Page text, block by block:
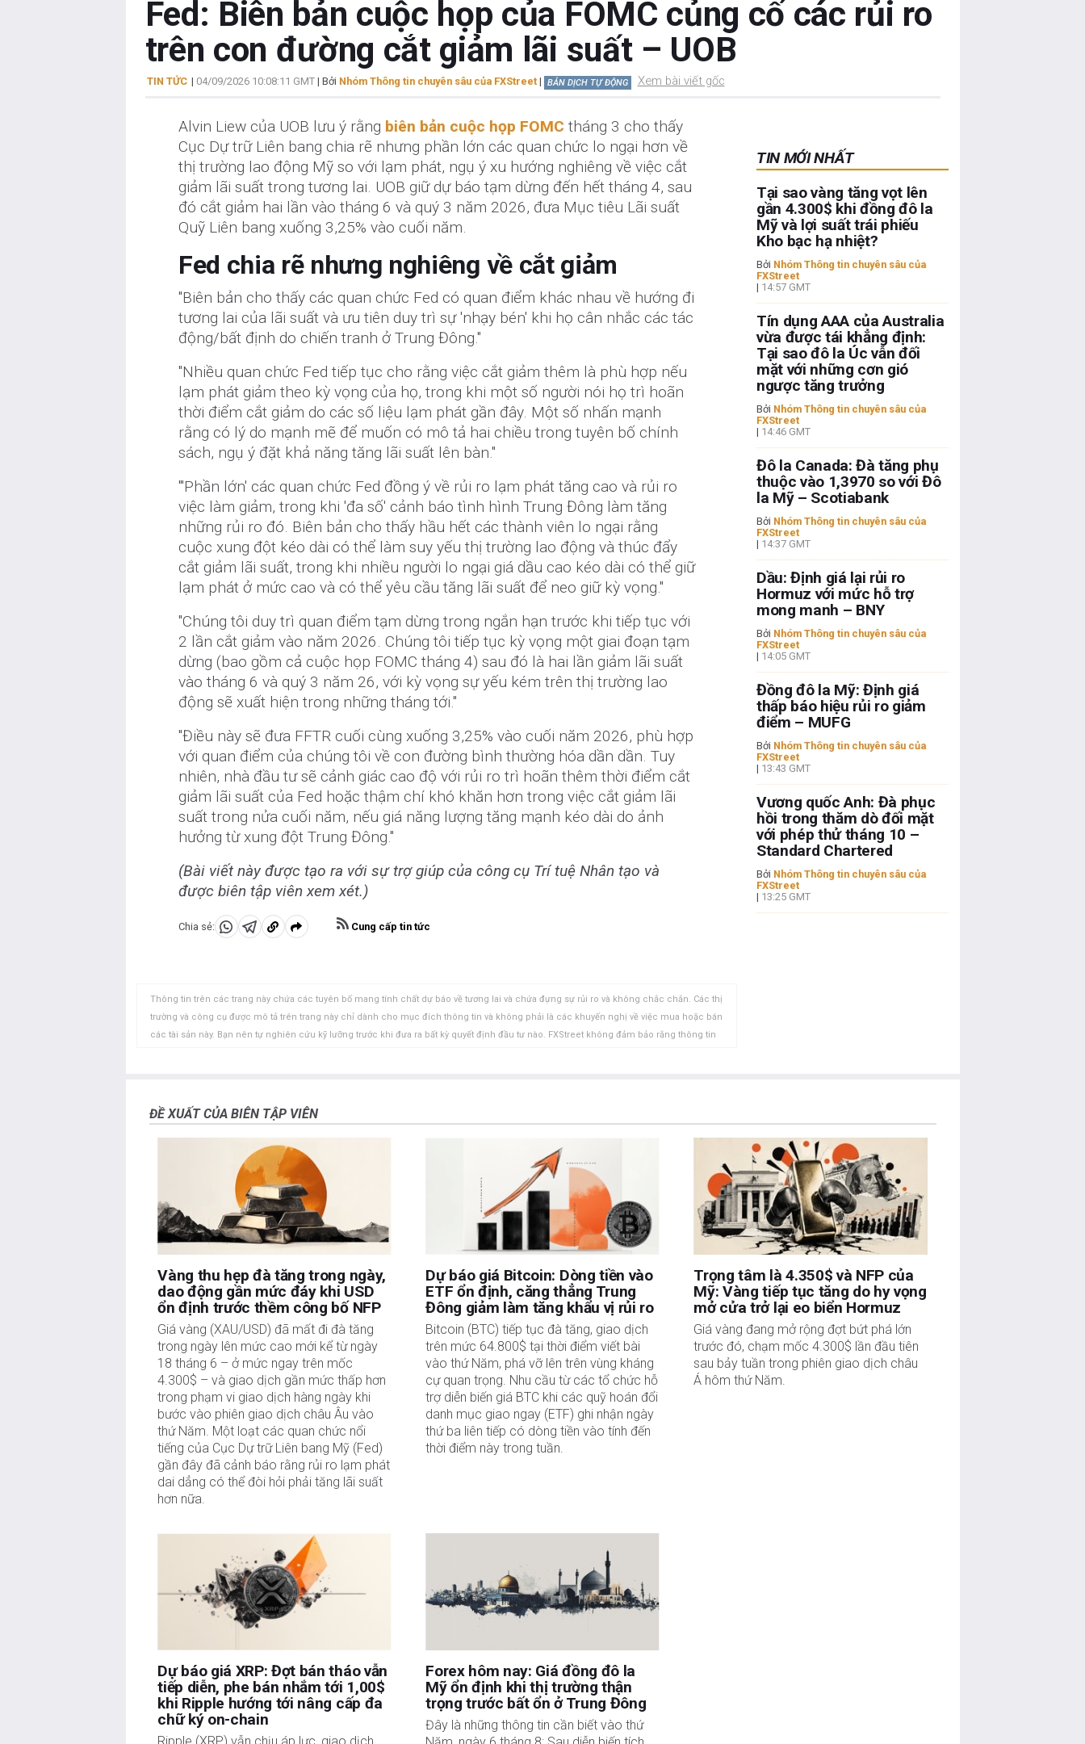
Fed: Biên bản cuộc họp của FOMC củng cố các rủi ro
trên con đường cắt giảm lãi suất – UOB
TIN TỨC | 04/09/2026 10:08:11 GMT| Bởi Nhóm Thông tin chuyên sâu của FXStreet| BẢN DỊCH TỰ ĐỘNG Xem bài viết gốc
Alvin Liew của UOB lưu ý rằng biên bản cuộc họp FOMC tháng 3 cho thấy
Cục Dự trữ Liên bang chia rẽ nhưng phần lớn các quan chức lo ngại hơn về
thị trường lao động Mỹ so với lạm phát, ngụ ý xu hướng nghiêng về việc cắt
giảm lãi suất trong tương lai. UOB giữ dự báo tạm dừng đến hết tháng 4, sau
đó cắt giảm hai lần vào tháng 6 và quý 3 năm 2026, đưa Mục tiêu Lãi suất
Quỹ Liên bang xuống 3,25% vào cuối năm.
Fed chia rẽ nhưng nghiêng về cắt giảm
"Biên bản cho thấy các quan chức Fed có quan điểm khác nhau về hướng đi
tương lai của lãi suất và ưu tiên duy trì sự 'nhạy bén' khi họ cân nhắc các tác
động/bất định do chiến tranh ở Trung Đông."
"Nhiều quan chức Fed tiếp tục cho rằng việc cắt giảm thêm là phù hợp nếu
lạm phát giảm theo kỳ vọng của họ, trong khi một số người nói họ trì hoãn
thời điểm cắt giảm do các số liệu lạm phát gần đây. Một số nhấn mạnh
rằng có lý do mạnh mẽ để muốn có mô tả hai chiều trong tuyên bố chính
sách, ngụ ý đặt khả năng tăng lãi suất lên bàn."
"'Phần lớn' các quan chức Fed đồng ý về rủi ro lạm phát tăng cao và rủi ro
việc làm giảm, trong khi 'đa số' cảnh báo tình hình Trung Đông làm tăng
những rủi ro đó. Biên bản cho thấy hầu hết các thành viên lo ngại rằng
cuộc xung đột kéo dài có thể làm suy yếu thị trường lao động và thúc đẩy
cắt giảm lãi suất, trong khi nhiều người lo ngại giá dầu cao kéo dài có thể giữ
lạm phát ở mức cao và có thể yêu cầu tăng lãi suất để neo giữ kỳ vọng."
"Chúng tôi duy trì quan điểm tạm dừng trong ngắn hạn trước khi tiếp tục với
2 lần cắt giảm vào năm 2026. Chúng tôi tiếp tục kỳ vọng một giai đoạn tạm
dừng (bao gồm cả cuộc họp FOMC tháng 4) sau đó là hai lần giảm lãi suất
vào tháng 6 và quý 3 năm 26, với kỳ vọng sự yếu kém trên thị trường lao
động sẽ xuất hiện trong những tháng tới."
"Điều này sẽ đưa FFTR cuối cùng xuống 3,25% vào cuối năm 2026, phù hợp
với quan điểm của chúng tôi về con đường bình thường hóa dần dần. Tuy
nhiên, nhà đầu tư sẽ cảnh giác cao độ với rủi ro trì hoãn thêm thời điểm cắt
giảm lãi suất của Fed hoặc thậm chí khó khăn hơn trong việc cắt giảm lãi
suất trong nửa cuối năm, nếu giá năng lượng tăng mạnh kéo dài do ảnh
hưởng từ xung đột Trung Đông."
(Bài viết này được tạo ra với sự trợ giúp của công cụ Trí tuệ Nhân tạo và
được biên tập viên xem xét.)
Chia sẻ:
Chia
WhatsApp
Chia
Telegram
Sao
khay
nhớ
tạm
Cung cấp tin tức
Thông tin trên các trang này chứa các tuyên bố mang tính chất dự báo về tương lai và chứa đựng sự rủi ro và không chắc chắn. Các thị
trường và công cụ được mô tả trên trang này chỉ dành cho mục đích thông tin và không phải là các khuyến nghị về việc mua hoặc bán
các tài sản này. Bạn nên tự nghiên cứu kỹ lưỡng trước khi đưa ra bất kỳ quyết định đầu tư nào. FXStreet không đảm bảo rằng thông tin
quan điểm và ý kiến thể hiện trong bài viết này là của các tác giả và không nhất thiết phản ánh chính sách hoặc quan điểm chính thức
của FXStreet cũng như các nhà quảng cáo của nó. Tác giả sẽ không chịu trách nhiệm về thông tin được tìm thấy ở cuối các liên kết
Nếu không được đề cập rõ ràng trong nội dung bài viết, tại thời điểm viết bài, tác giả không nắm giữ vị thế nào đối với bất kỳ cổ phiếu
nào được đề cập trong bài viết này và không có quan hệ kinh doanh với bất kỳ công ty nào được đề cập. Tác giả không nhận được tiền
công cho việc viết bài này, ngoài từ FXStreet.
FXStreet và tác giả không cung cấp các đề xuất được cá nhân hóa. Tác giả không cam đoan về tính chính xác, đầy đủ hoặc phù hợp
của thông tin này. FXStreet và tác giả sẽ không chịu trách nhiệm về bất kỳ sai sót, thiếu sót hoặc bất kỳ tổn thất, thương tích hoặc thiệt
hại nào phát sinh từ thông tin này và việc hiển thị hoặc sử dụng thông tin này. Ngoại trừ các lỗi và thiếu sót.
Tác giả và FXStreet không phải là các cố vấn đầu tư đã đăng ký và không có nội dung nào trong bài viết này nhằm mục đích tư vấn đầu
TIN MỚI NHẤT
Tại sao vàng tăng vọt lên
gần 4.300$ khi đồng đô la
Mỹ và lợi suất trái phiếu
Kho bạc hạ nhiệt?
Bởi Nhóm Thông tin chuyên sâu của
FXStreet
| 14:57 GMT
Tín dụng AAA của Australia
vừa được tái khẳng định:
Tại sao đô la Úc vẫn đối
mặt với những cơn gió
ngược tăng trưởng
Bởi Nhóm Thông tin chuyên sâu của
FXStreet
| 14:46 GMT
Đô la Canada: Đà tăng phụ
thuộc vào 1,3970 so với Đô
la Mỹ – Scotiabank
Bởi Nhóm Thông tin chuyên sâu của
FXStreet
| 14:37 GMT
Dầu: Định giá lại rủi ro
Hormuz với mức hỗ trợ
mong manh – BNY
Bởi Nhóm Thông tin chuyên sâu của
FXStreet
| 14:05 GMT
Đồng đô la Mỹ: Định giá
thấp báo hiệu rủi ro giảm
điểm – MUFG
Bởi Nhóm Thông tin chuyên sâu của
FXStreet
| 13:43 GMT
Vương quốc Anh: Đà phục
hồi trong thăm dò đối mặt
với phép thử tháng 10 –
Standard Chartered
Bởi Nhóm Thông tin chuyên sâu của
FXStreet
| 13:25 GMT
ĐỀ XUẤT CỦA BIÊN TẬP VIÊN
Vàng thu hẹp đà tăng trong ngày,
dao động gần mức đáy khi USD
ổn định trước thềm công bố NFP
Giá vàng (XAU/USD) đã mất đi đà tăng
trong ngày lên mức cao mới kể từ ngày
18 tháng 6 – ở mức ngay trên mốc
4.300$ – và giao dịch gần mức thấp hơn
trong phạm vi giao dịch hàng ngày khi
bước vào phiên giao dịch châu Âu vào
thứ Năm. Một loạt các quan chức nổi
tiếng của Cục Dự trữ Liên bang Mỹ (Fed)
gần đây đã cảnh báo rằng rủi ro lạm phát
dai dẳng có thể đòi hỏi phải tăng lãi suất
hơn nữa.
Dự báo giá Bitcoin: Dòng tiền vào
ETF ổn định, căng thẳng Trung
Đông giảm làm tăng khẩu vị rủi ro
Bitcoin (BTC) tiếp tục đà tăng, giao dịch
trên mức 64.800$ tại thời điểm viết bài
vào thứ Năm, phá vỡ lên trên vùng kháng
cự quan trọng. Nhu cầu từ các tổ chức hỗ
trợ diễn biến giá BTC khi các quỹ hoán đổi
danh mục giao ngay (ETF) ghi nhận ngày
thứ ba liên tiếp có dòng tiền vào tính đến
thời điểm này trong tuần.
Trọng tâm là 4.350$ và NFP của
Mỹ: Vàng tiếp tục tăng do hy vọng
mở cửa trở lại eo biển Hormuz
Giá vàng đang mở rộng đợt bứt phá lớn
trước đó, chạm mốc 4.300$ lần đầu tiên
sau bảy tuần trong phiên giao dịch châu
Á hôm thứ Năm.
Dự báo giá XRP: Đợt bán tháo vẫn
tiếp diễn, phe bán nhắm tới 1,00$
khi Ripple hướng tới nâng cấp đa
chữ ký on-chain
Forex hôm nay: Giá đồng đô la
Mỹ ổn định khi thị trường thận
trọng trước bất ổn ở Trung Đông
Đây là những thông tin cần biết vào thứ